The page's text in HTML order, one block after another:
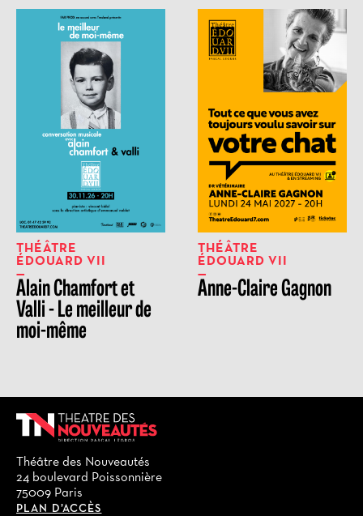
THÉÂTRE
ÉDOUARD VII
Alain Chamfort et
Valli - Le meilleur de
moi-même
THÉÂTRE
ÉDOUARD VII
Anne-Claire Gagnon
Théâtre des Nouveautés
24 boulevard Poissonnière
75009 Paris
PLAN D’ACCÈS